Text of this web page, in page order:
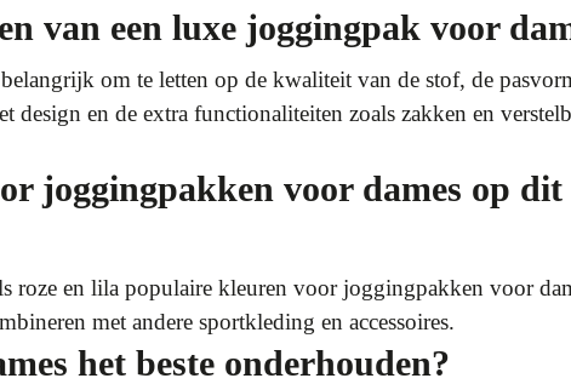
van een luxe joggingpak voor
om te letten op de kwaliteit van de stof, de
design en de extra functionaliteiten zoals zakken en
joggingpakken voor dames op dit
roze en lila populaire kleuren voor joggingpakken voor
met andere sportkleding en accessoires.
het beste onderhouden?